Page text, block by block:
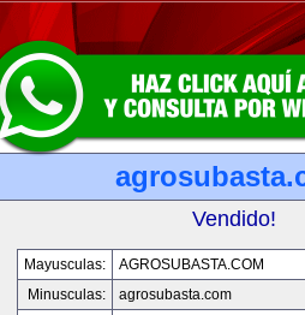
Vendido!
Mayusculas:
AGROSUBASTA.COM
Minusculas:
agrosubasta.com